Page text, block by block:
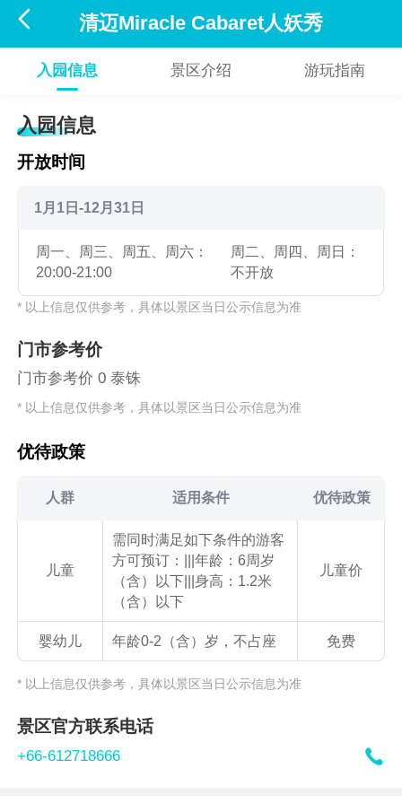
 清迈Miracle Cabaret人妖秀
入园信息 景区介绍 游玩指南
入园信息
开放时间
1月1日-12月31日
周一、周三、周五、周六：
20:00-21:00
周二、周四、周日：
不开放
* 以上信息仅供参考，具体以景区当日公示信息为准
门市参考价
门市参考价 0 泰铢
* 以上信息仅供参考，具体以景区当日公示信息为准
优待政策
人群 适用条件 优待政策
儿童
需同时满足如下条件的游客
方可预订：|||年龄：6周岁
（含）以下|||身高：1.2米
（含）以下
儿童价
婴幼儿 年龄0-2（含）岁，不占座 免费
* 以上信息仅供参考，具体以景区当日公示信息为准
景区官方联系电话
+66-612718666 